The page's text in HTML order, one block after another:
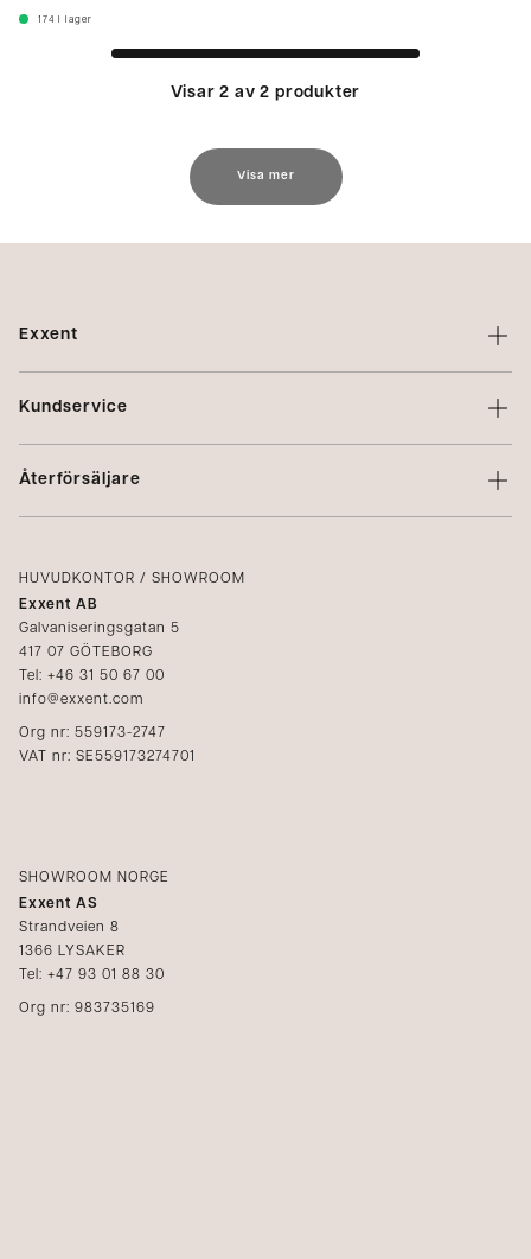
174 I lager
Visar 2 av 2 produkter
Visa mer
Exxent
Om Exxent
Profilering
Integritetspolicy
Kundservice
Kontakta oss
Återförsäljare
Kataloger
Mediabank
Bli återförsäljare
HUVUDKONTOR / SHOWROOM
Exxent AB
Galvaniseringsgatan 5
417 07 GÖTEBORG
Tel: +46 31 50 67 00
info@exxent.com
Org nr: 559173-2747
VAT nr: SE559173274701
SHOWROOM NORGE
Exxent AS
Strandveien 8
1366 LYSAKER
Tel: +47 93 01 88 30
Org nr: 983735169